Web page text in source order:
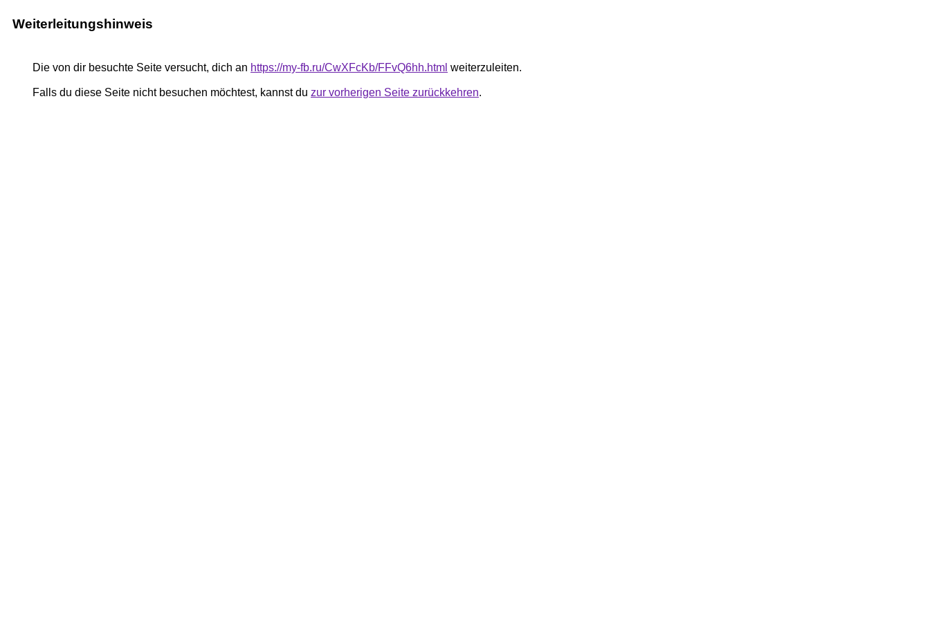
Weiterleitungshinweis
Die von dir besuchte Seite versucht, dich an https://my-fb.ru/CwXFcKb/FFvQ6hh.html weiterzuleiten.
Falls du diese Seite nicht besuchen möchtest, kannst du zur vorherigen Seite zurückkehren.